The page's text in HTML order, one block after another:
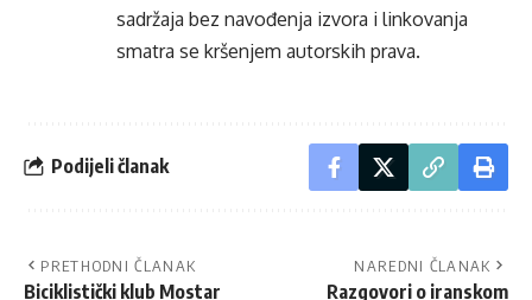
sadržaja bez navođenja izvora i linkovanja
smatra se kršenjem autorskih prava.
Podijeli članak
PRETHODNI ČLANAK
Biciklistički klub Mostar
NAREDNI ČLANAK
Razgovori o iranskom